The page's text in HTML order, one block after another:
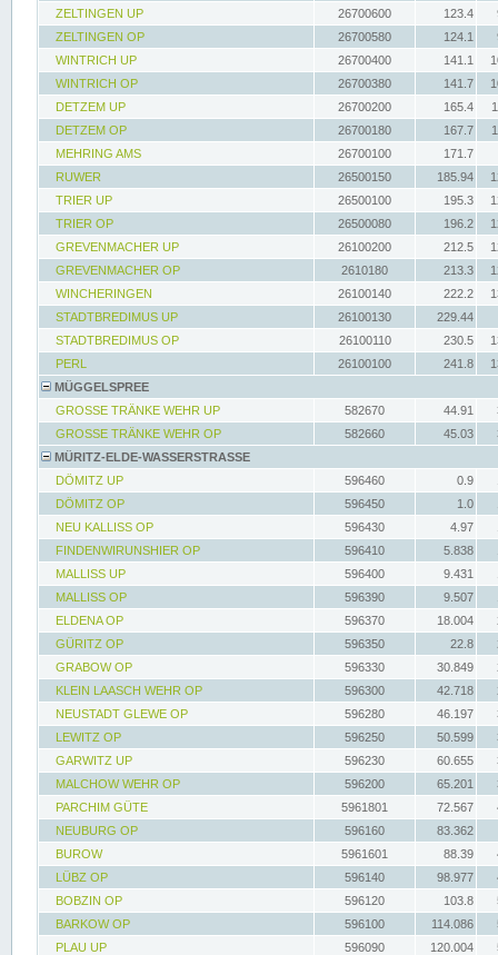
ZELTINGEN UP
26700600 123.4
ZELTINGEN OP
26700580 124.1
WINTRICH UP
26700400 141.1
WINTRICH OP
26700380 141.7
DETZEM UP
26700200 165.4
DETZEM OP
26700180 167.7
MEHRING AMS
26700100
171.7
RUWER
26500150 185.94
TRIER UP
26500100 195.3
TRIER OP
26500080 196.2
GREVENMACHER UP
26100200 212.5
GREVENMACHER OP
2610180 213.3
WINCHERINGEN
26100140 222.2
STADTBREDIMUS UP
26100130
229.44
STADTBREDIMUS OP
26100110 230.5
PERL
26100100 241.8
MÜGGELSPREE
GROSSE TRÄNKE WEHR UP
582670 44.91
GROSSE TRÄNKE WEHR OP
582660 45.03
MÜRITZ-ELDE-WASSERSTRASSE
DÖMITZ UP
596460 0.9
DÖMITZ OP
596450 1.0
NEU KALLISS OP
596430 4.97
FINDENWIRUNSHIER OP
596410 5.838
MALLISS UP
596400 9.431
MALLISS OP
596390 9.507
ELDENA OP
596370 18.004
GÜRITZ OP
596350 22.8
GRABOW OP
596330 30.849
KLEIN LAASCH WEHR OP
596300 42.718
NEUSTADT GLEWE OP
596280 46.197
LEWITZ OP
596250 50.599
GARWITZ UP
596230 60.655
MALCHOW WEHR OP
596200 65.201
PARCHIM GÜTE
5961801 72.567
NEUBURG OP
596160
83.362
BUROW
5961601 88.39
LÜBZ OP
596140 98.977
BOBZIN OP
596120 103.8
BARKOW OP
596100 114.086
PLAU UP
596090 120.004